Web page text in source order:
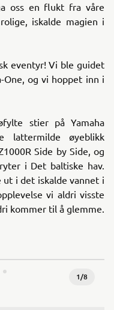
oss en flukt fra våre
iskalde magien i
eventyr! Vi ble guidet
One, og vi hoppet inn i
stier på Yamaha
lattermilde øyeblikk
Side by Side, og
i Det baltiske hav.
ut i det iskalde vannet i
vi aldri visste
kommer til å glemme.
1/8